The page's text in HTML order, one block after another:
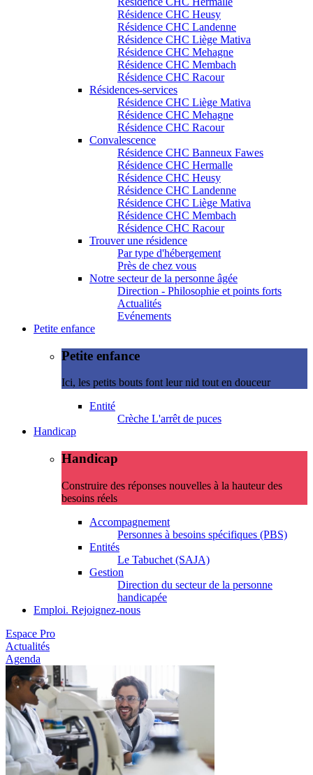
Résidence CHC Heusy
Résidence CHC Landenne
Résidence CHC Liège Mativa
Résidence CHC Mehagne
Résidence CHC Membach
Résidence CHC Racour
Résidences-services
Résidence CHC Liège Mativa
Résidence CHC Mehagne
Résidence CHC Racour
Convalescence
Résidence CHC Banneux Fawes
Résidence CHC Hermalle
Résidence CHC Heusy
Résidence CHC Landenne
Résidence CHC Liège Mativa
Résidence CHC Membach
Résidence CHC Racour
Trouver une résidence
Par type d'hébergement
Près de chez vous
Notre secteur de la personne âgée
Direction - Philosophie et points forts
Actualités
Evénements
Petite enfance
Petite enfance
Ici, les petits bouts font leur nid tout en douceur
Entité
Crèche L'arrêt de puces
Handicap
Handicap
Construire des réponses nouvelles à la hauteur des
besoins réels
Accompagnement
Personnes à besoins spécifiques (PBS)
Entités
Le Tabuchet (SAJA)
Gestion
Direction du secteur de la personne
handicapée
Emploi. Rejoignez-nous
Espace Pro
Actualités
Agenda